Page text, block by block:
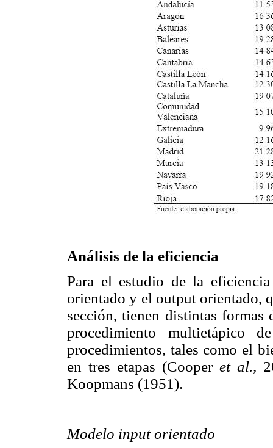
Análisis de la eficiencia
Para el estudio de la
orientado y el output orientado,
sección, tienen distintas formas
procedimiento multietápico
procedimientos, tales como el
en tres etapas (Cooper et al.,
Koopmans (1951).
Modelo input orientado